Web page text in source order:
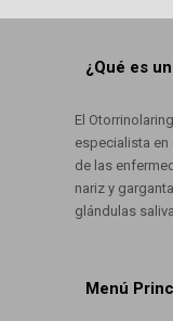
¿Qué es
El
especialista
de las
nariz y
glándulas
Menú